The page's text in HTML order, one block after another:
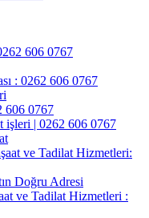
606 0767
: 0262 606 0767
606 0767
işleri | 0262 606 0767
ve Tadilat Hizmetleri:
Doğru Adresi
ve Tadilat Hizmetleri :